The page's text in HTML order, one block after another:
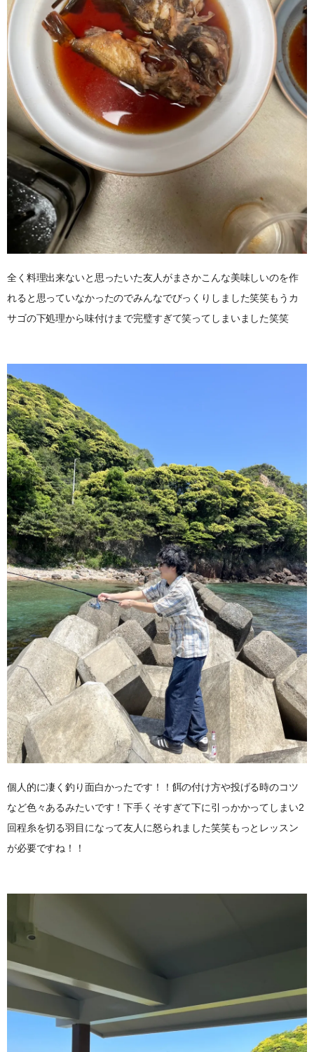
全く料理出来ないと思ったいた友人がまさかこんな美味しいのを作
れると思っていなかったのでみんなでびっくりしました笑笑もうカ
サゴの下処理から味付けまで完璧すぎて笑ってしまいました笑笑
個人的に凄く釣り面白かったです！！餌の付け方や投げる時のコツ
など色々あるみたいです！下手くそすぎて下に引っかかってしまい2
回程糸を切る羽目になって友人に怒られました笑笑もっとレッスン
が必要ですね！！